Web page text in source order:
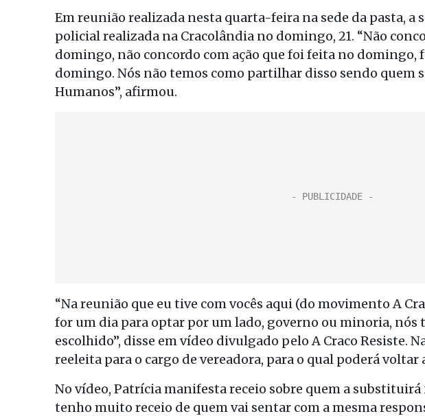
Em reunião realizada nesta quarta-feira na sede da pasta, a
policial realizada na Cracolândia no domingo, 21. “Não
domingo, não concordo com ação que foi feita no domingo,
domingo. Nós não temos como partilhar disso sendo quem
Humanos”, afirmou.
“Na reunião que eu tive com vocês aqui (do movimento A
for um dia para optar por um lado, governo ou minoria, nós
escolhido”, disse em vídeo divulgado pelo A Craco Resiste.
reeleita para o cargo de vereadora, para o qual poderá voltar
No vídeo, Patrícia manifesta receio sobre quem a substituirá
tenho muito receio de quem vai sentar com a mesma